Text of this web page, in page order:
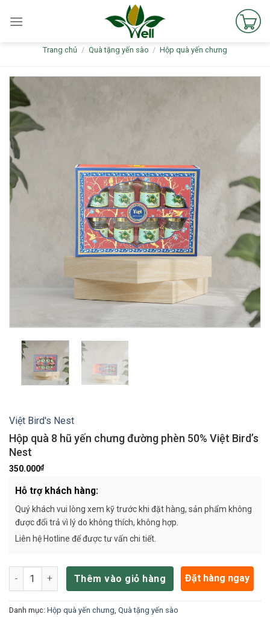
Trang chủ / Quà tặng yến sào / Hộp quà yến chưng
Việt Bird's Nest
Hộp quà 8 hũ yến chưng đường phèn 50% Việt Bird’s
Nest
350.000₫
Hỗ trợ khách hàng:
Quý khách vui lòng xem kỹ trước khi đặt hàng, sản phẩm không
được đổi trả vì lý do không thích, không hợp.
Liên hệ Hotline để được tư vấn chi tiết.
Hộp quà 8 hũ yến chưng đường phèn 50% Việt Bird's Nest số
Thêm vào giỏ hàng Đặt hàng ngay
Danh mục: Hộp quà yến chưng, Quà tặng yến sào